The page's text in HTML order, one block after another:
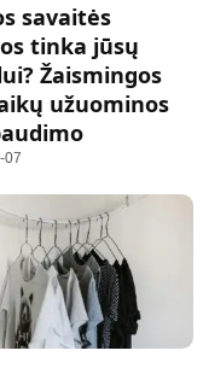
savaitės
tinka jūsų
Žaismingos
užuominos
07